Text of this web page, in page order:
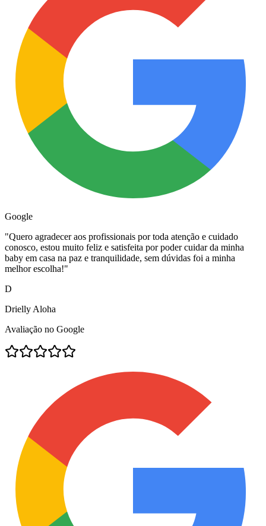
Google
"Quero agradecer aos profissionais por toda atenção e cuidado
conosco, estou muito feliz e satisfeita por poder cuidar da minha
baby em casa na paz e tranquilidade, sem dúvidas foi a minha
melhor escolha!"
D
Drielly Aloha
Avaliação no Google